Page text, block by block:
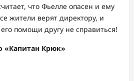
что Фьелле опасен и ему
жители верят директору, и
помощи другу не справиться!
«Капитан Крюк»